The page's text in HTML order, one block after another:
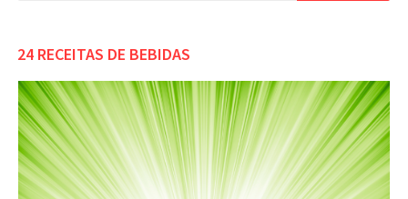
24 RECEITAS DE BEBIDAS